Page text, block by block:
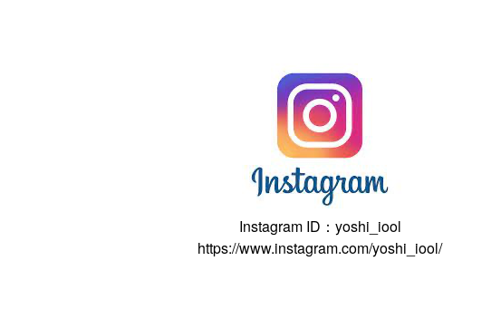
Instagram ID：yoshi_iool
https://www.instagram.com/yoshi_iool/